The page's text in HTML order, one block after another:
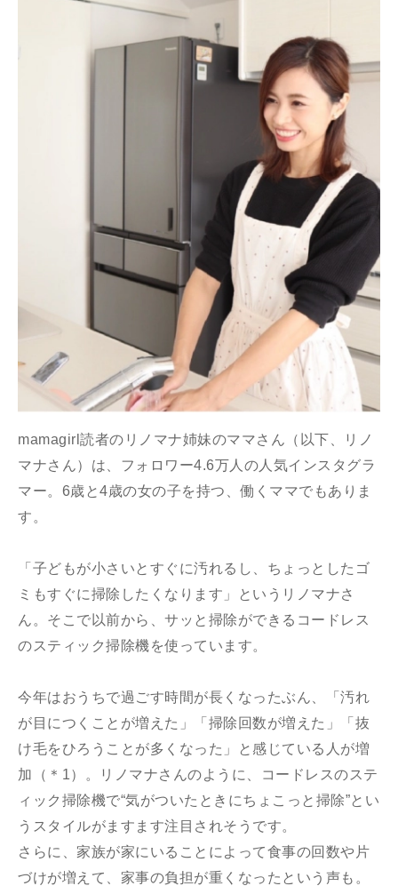
mamagirl読者のリノマナ姉妹のママさん（以下、リノ
マナさん）は、フォロワー4.6万人の人気インスタグラ
マー。6歳と4歳の女の子を持つ、働くママでもありま
す。
「子どもが小さいとすぐに汚れるし、ちょっとしたゴ
ミもすぐに掃除したくなります」というリノマナさ
ん。そこで以前から、サッと掃除ができるコードレス
のスティック掃除機を使っています。
今年はおうちで過ごす時間が長くなったぶん、「汚れ
が目につくことが増えた」「掃除回数が増えた」「抜
け毛をひろうことが多くなった」と感じている人が増
加（＊1）。リノマナさんのように、コードレスのステ
ィック掃除機で“気がついたときにちょこっと掃除”とい
うスタイルがますます注目されそうです。
さらに、家族が家にいることによって食事の回数や片
づけが増えて、家事の負担が重くなったという声も。